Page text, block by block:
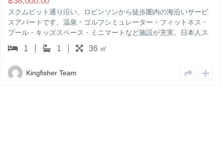
ンソンから徒歩圏内の海沿いサービ
フシミュレーター・フィットネス・
ニマートなど施設が充実。日本人ス
㎡